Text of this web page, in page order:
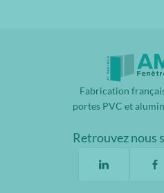
Fabrication
portes PVC et
Retrouvez nous